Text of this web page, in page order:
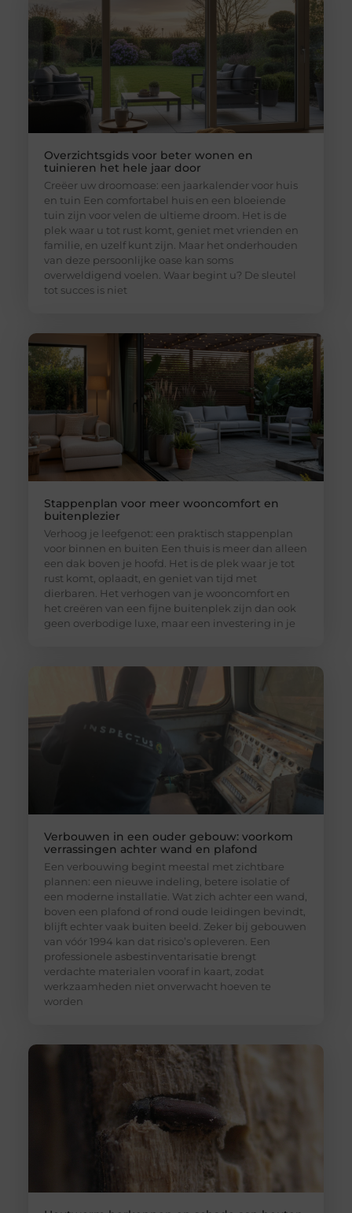
Overzichtsgids voor beter wonen en
tuinieren het hele jaar door
Creëer uw droomoase: een jaarkalender voor huis
en tuin Een comfortabel huis en een bloeiende
tuin zijn voor velen de ultieme droom. Het is de
plek waar u tot rust komt, geniet met vrienden en
familie, en uzelf kunt zijn. Maar het onderhouden
van deze persoonlijke oase kan soms
overweldigend voelen. Waar begint u? De sleutel
tot succes is niet
Stappenplan voor meer wooncomfort en
buitenplezier
Verhoog je leefgenot: een praktisch stappenplan
voor binnen en buiten Een thuis is meer dan alleen
een dak boven je hoofd. Het is de plek waar je tot
rust komt, oplaadt, en geniet van tijd met
dierbaren. Het verhogen van je wooncomfort en
het creëren van een fijne buitenplek zijn dan ook
geen overbodige luxe, maar een investering in je
Verbouwen in een ouder gebouw: voorkom
verrassingen achter wand en plafond
Een verbouwing begint meestal met zichtbare
plannen: een nieuwe indeling, betere isolatie of
een moderne installatie. Wat zich achter een wand,
boven een plafond of rond oude leidingen bevindt,
blijft echter vaak buiten beeld. Zeker bij gebouwen
van vóór 1994 kan dat risico’s opleveren. Een
professionele asbestinventarisatie brengt
verdachte materialen vooraf in kaart, zodat
werkzaamheden niet onverwacht hoeven te
worden